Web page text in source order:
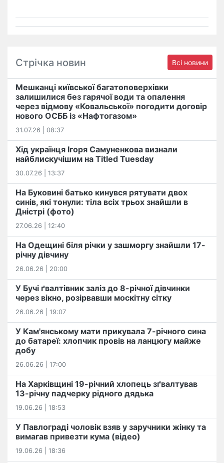
Стрічка новин Всі новини
Мешканці київської багатоповерхівки
залишилися без гарячої води та опалення
через відмову «Ковальської» погодити договір
нового ОСББ із «Нафтогазом»
31.07.26 | 08:37
Хід українця Ігоря Самуненкова визнали
найблискучішим на Titled Tuesday
30.07.26 | 13:37
На Буковині батько кинувся рятувати двох
синів, які тонули: тіла всіх трьох знайшли в
Дністрі (фото)
27.06.26 | 12:40
На Одещині біля річки у зашморгу знайшли 17-
річну дівчину
26.06.26 | 20:00
У Бучі ґвалтівник заліз до 8-річної дівчинки
через вікно, розірвавши москітну сітку
26.06.26 | 19:07
У Кам'янському мати прикувала 7-річного сина
до батареї: хлопчик провів на ланцюгу майже
добу
26.06.26 | 17:00
На Харківщині 19-річний хлопець​ ️зґвалтував
13-річну падчерку рідного дядька
19.06.26 | 18:53
У Павлограді чоловік взяв у заручники жінку та
вимагав привезти кума (відео)
19.06.26 | 18:36